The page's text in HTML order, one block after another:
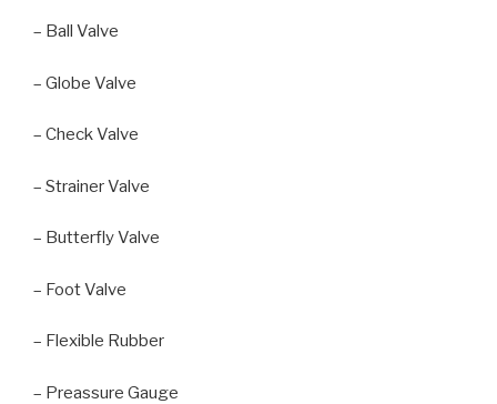
– Ball Valve
– Globe Valve
– Check Valve
– Strainer Valve
– Butterfly Valve
– Foot Valve
– Flexible Rubber
– Preassure Gauge